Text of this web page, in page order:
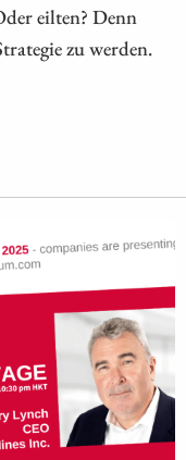
eilten? Denn
zu werden.